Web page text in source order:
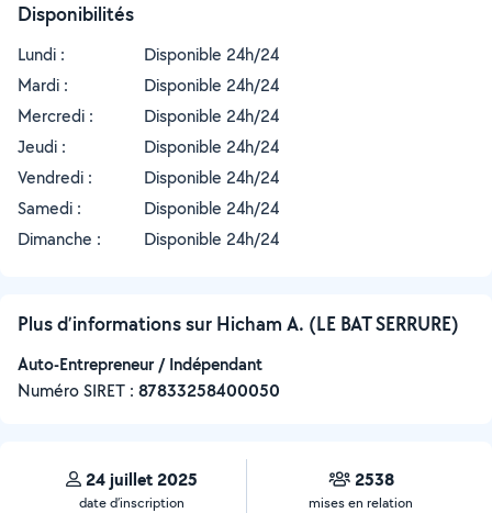
Disponibilités
Lundi :
Disponible 24h/24
Mardi :
Disponible 24h/24
Mercredi :
Disponible 24h/24
Jeudi :
Disponible 24h/24
Vendredi :
Disponible 24h/24
Samedi :
Disponible 24h/24
Dimanche :
Disponible 24h/24
Plus d’informations sur Hicham A. (LE BAT SERRURE)
Auto-Entrepreneur / Indépendant
Numéro SIRET : ‍87833258400050
24 juillet 2025
date d’inscription
2538
mises en relation